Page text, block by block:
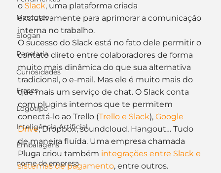
Mascotes
Slogan
Papelaria
Curiosidades
Frases
Logotipo
Inteligência Artificial
Embalagens
nome de empresa
o Slack, uma plataforma criada
exclusivamente para aprimorar a comunicação
interna no trabalho.
O sucesso do Slack está no fato dele permitir o
contato direto entre colaboradores de forma
muito mais dinâmica do que sua alternativa
tradicional, o e-mail. Mas ele é muito mais do
que mais um serviço de chat. O Slack conta
com plugins internos que te permitem
conectá-lo ao Trello (Trello e Slack), Google
Drive, Dropbox, soundcloud, Hangout… Tudo
de maneira fluída. Uma empresa chamada
Pluga criou também integrações entre Slack e
sistemas de pagamento, entre outros.